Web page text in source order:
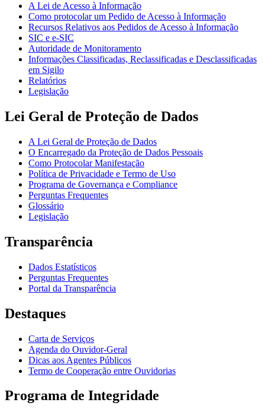
A Lei de Acesso à Informação
Como protocolar um Pedido de Acesso à Informação
Recursos Relativos aos Pedidos de Acesso à Informação
SIC e e-SIC
Autoridade de Monitoramento
Informações Classificadas, Reclassificadas e Desclassificadas
em Sigilo
Relatórios
Legislação
Lei Geral de Proteção de Dados
A Lei Geral de Proteção de Dados
O Encarregado da Proteção de Dados Pessoais
Como Protocolar Manifestação
Política de Privacidade e Termo de Uso
Programa de Governança e Compliance
Perguntas Frequentes
Glossário
Legislação
Transparência
Dados Estatísticos
Perguntas Frequentes
Portal da Transparência
Destaques
Carta de Serviços
Agenda do Ouvidor-Geral
Dicas aos Agentes Públicos
Termo de Cooperação entre Ouvidorias
Programa de Integridade